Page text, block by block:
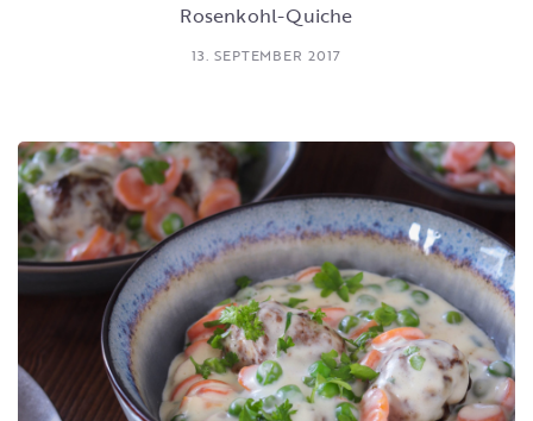
Rosenkohl-Quiche
13. SEPTEMBER 2017